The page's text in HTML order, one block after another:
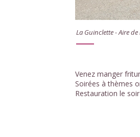
La Guinclette - Aire
Venez manger
Soirées à thèmes
Restauration le